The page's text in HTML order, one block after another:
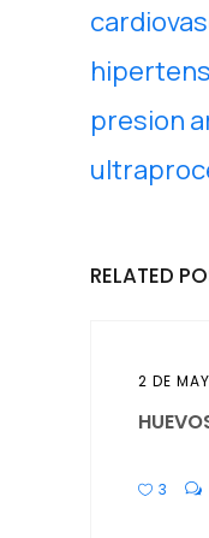
presion
RELATED
2 DE
3